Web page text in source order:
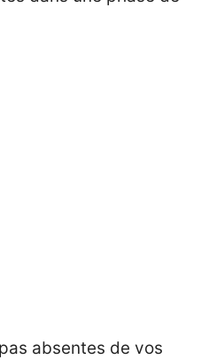
absentes de vos